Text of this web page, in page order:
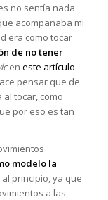
no sentía nada
acompañaba mi
era como tocar
de no tener
en este artículo
pensar que de
tocar, como
por eso es tan
modelo la
principio, ya que
a las